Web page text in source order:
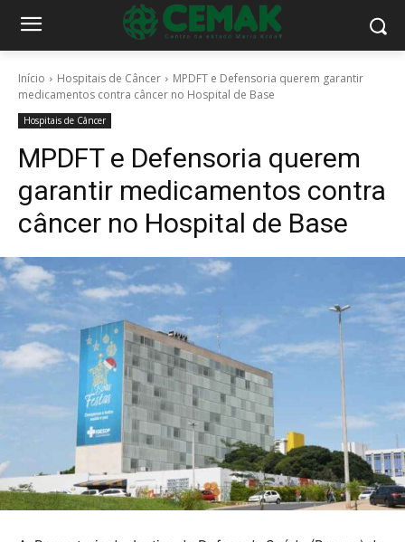
Início Hospitais de Câncer
MPDFT e Defensoria querem garantir
medicamentos contra câncer no Hospital de Base
Hospitais de Câncer
MPDFT e Defensoria querem
garantir medicamentos contra
câncer no Hospital de Base